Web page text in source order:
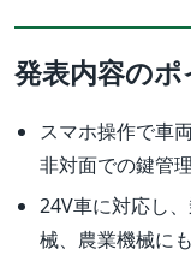
発表内容のポ
スマホ操作で車
非対面での鍵管
24V車に対応し
械、農業機械に